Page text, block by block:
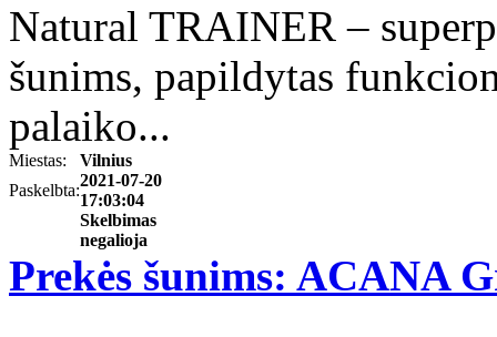
Natural TRAINER –
šunims, papildytas
palaiko...
Miestas:
Vilnius
Paskelbta:
2021-07-20
17:03:04
Skelbimas
negalioja
Prekės šunims: ACANA